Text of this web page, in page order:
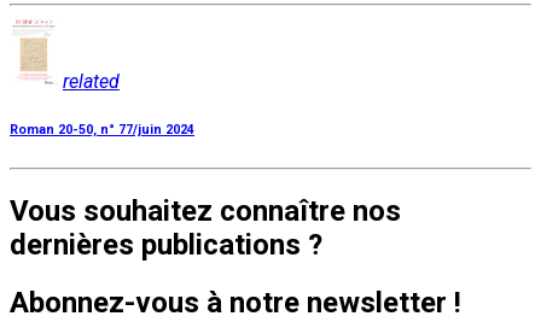
related
Roman 20-50, n° 77/juin 2024
Vous souhaitez connaître nos
dernières publications ?
Abonnez-vous à notre newsletter !